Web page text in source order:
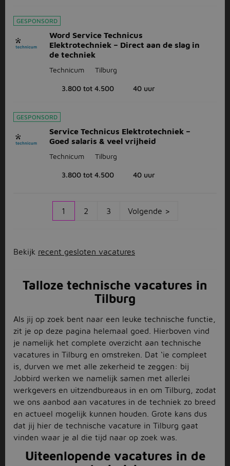
GESPONSORD
Word Service Technicus
Elektrotechniek – Direct aan de slag in
de techniek
Technicum Tilburg
3.800 tot 4.500 40 uur
GESPONSORD
Service Technicus Elektrotechniek –
Goed salaris & veel vrijheid
Technicum Tilburg
3.800 tot 4.500 40 uur
1 2 3 Volgende >
Bekijk recent gesloten vacatures
Talloze technische vacatures in
Tilburg
Als jij op zoek bent naar een leuke technische functie,
zit je op deze pagina helemaal goed. Hierboven vind
je namelijk het complete overzicht aan technische
vacatures in Tilburg en omstreken. Dat ‘ie compleet
is, durven we met alle zekerheid te zeggen: bij
Jobbird werken we namelijk samen met allerlei
werkgevers en uitzendbureaus in en om Tilburg, zodat
we ons aanbod aan vacatures in de techniek zo breed
en actueel mogelijk kunnen houden. Grote kans dus
dat jij hier de technische vacature in Tilburg gaat
vinden waar je al die tijd naar op zoek was.
Uiteenlopende vacatures in de